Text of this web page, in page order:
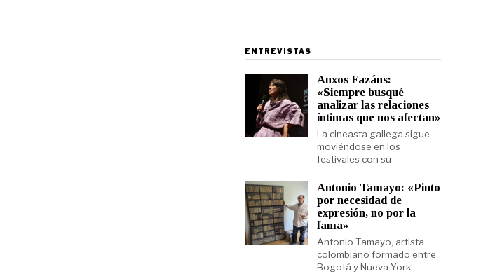
ENTREVISTAS
Anxos Fazáns:
«Siempre busqué
analizar las relaciones
íntimas que nos afectan»
La cineasta gallega sigue
moviéndose en los
festivales con su
Antonio Tamayo: «Pinto
por necesidad de
expresión, no por la
fama»
Antonio Tamayo, artista
colombiano formado entre
Bogotá y Nueva York